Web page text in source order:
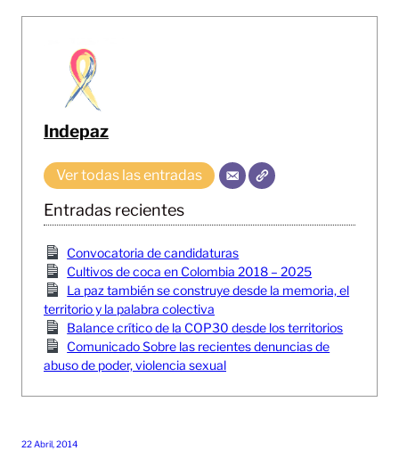
Indepaz
Ver todas las entradas
Entradas recientes
Convocatoria de candidaturas
Cultivos de coca en Colombia 2018 – 2025
La paz también se construye desde la memoria, el
territorio y la palabra colectiva
Balance crítico de la COP30 desde los territorios
Comunicado Sobre las recientes denuncias de
abuso de poder, violencia sexual
22 Abril, 2014